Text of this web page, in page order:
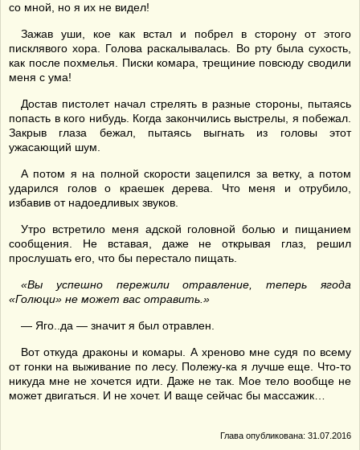
со мной, но я их не видел!
Зажав уши, кое как встал и побрел в сторону от этого
писклявого хора. Голова раскалывалась. Во рту была сухость,
как после похмелья. Писки комара, трещиние повсюду сводили
меня с ума!
Достав пистолет начал стрелять в разные стороны, пытаясь
попасть в кого нибудь. Когда закончились выстрелы, я побежал.
Закрыв глаза бежал, пытаясь выгнать из головы этот
ужасающий шум.
А потом я на полной скорости зацепился за ветку, а потом
ударился голов о краешек дерева. Что меня и отрубило,
избавив от надоедливых звуков.
Утро встретило меня адской головной болью и пищанием
сообщения. Не вставая, даже не открывая глаз, решил
прослушать его, что бы перестало пищать.
«Вы успешно пережили отравление, теперь ягода
«Голюци» не может вас отравить.»
— Яго..да — значит я был отравлен.
Вот откуда драконы и комары. А хреново мне судя по всему
от гонки на выживание по лесу. Полежу-ка я лучше еще. Что-то
никуда мне не хочется идти. Даже не так. Мое тело вообще не
может двигаться. И не хочет. И ваще сейчас бы массажик…
Глава опубликована: 31.07.2016